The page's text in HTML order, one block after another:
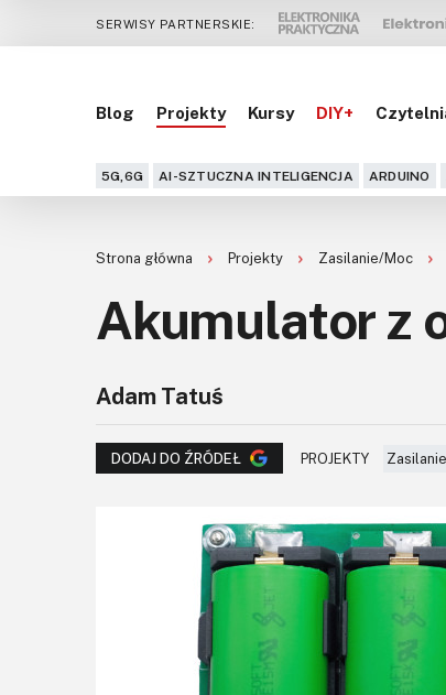
SERWISY PARTNERSKIE:
Blog Projekty Kursy DIY+
5G,6G AI-SZTUCZNA INTELIGENCJA ARDUINO
Strona główna Projekty Zasilanie/Moc
Akumulator z
Adam Tatuś
DODAJ DO ŹRÓDEŁ PROJEKTY